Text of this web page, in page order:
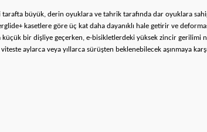
büyük, derin oyuklara ve tahrik tarafında dar oyuklara
kasetlere göre üç kat daha dayanıklı hale getirir ve
bir dişliye geçerken, e-bisikletlerdeki yüksek zincir gerilimi
aylarca veya yıllarca sürüşten beklenebilecek aşınmaya